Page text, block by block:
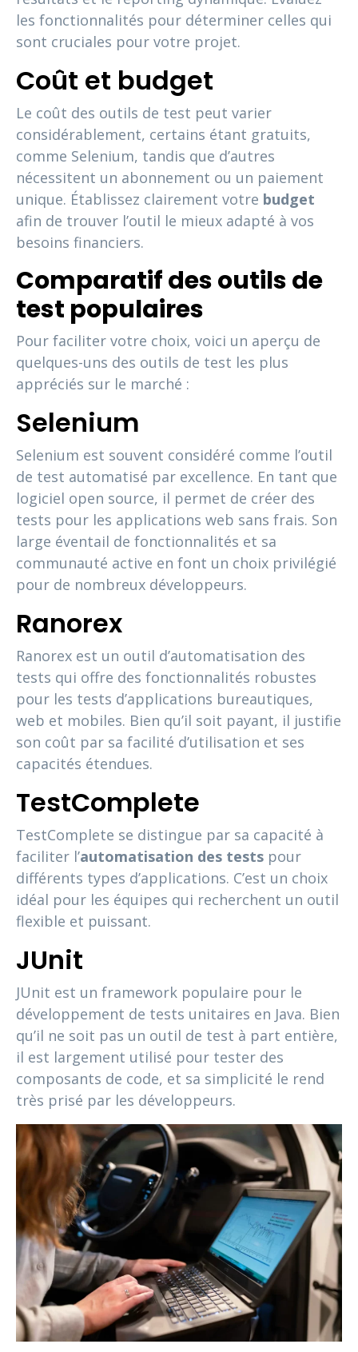
les fonctionnalités pour déterminer celles qui
sont cruciales pour votre projet.
Coût et budget
Le coût des outils de test peut varier
considérablement, certains étant gratuits,
comme Selenium, tandis que d’autres
nécessitent un abonnement ou un paiement
unique. Établissez clairement votre budget
afin de trouver l’outil le mieux adapté à vos
besoins financiers.
Comparatif des outils de
test populaires
Pour faciliter votre choix, voici un aperçu de
quelques-uns des outils de test les plus
appréciés sur le marché :
Selenium
Selenium est souvent considéré comme l’outil
de test automatisé par excellence. En tant que
logiciel open source, il permet de créer des
tests pour les applications web sans frais. Son
large éventail de fonctionnalités et sa
communauté active en font un choix privilégié
pour de nombreux développeurs.
Ranorex
Ranorex est un outil d’automatisation des
tests qui offre des fonctionnalités robustes
pour les tests d’applications bureautiques,
web et mobiles. Bien qu’il soit payant, il justifie
son coût par sa facilité d’utilisation et ses
capacités étendues.
TestComplete
TestComplete se distingue par sa capacité à
faciliter l’automatisation des tests pour
différents types d’applications. C’est un choix
idéal pour les équipes qui recherchent un outil
flexible et puissant.
JUnit
JUnit est un framework populaire pour le
développement de tests unitaires en Java. Bien
qu’il ne soit pas un outil de test à part entière,
il est largement utilisé pour tester des
composants de code, et sa simplicité le rend
très prisé par les développeurs.